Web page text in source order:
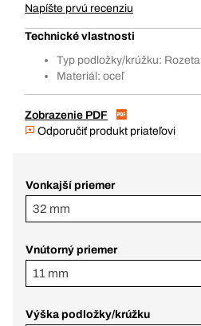
Napíšte prvú recenziu
Technické vlastnosti
Typ podložky/krúžku: Rozeta
Materiál: oceľ
Zobrazenie PDF
Odporučiť produkt priateľovi
Vonkajší priemer
32 mm
Vnútorný priemer
11 mm
Výška podložky/krúžku